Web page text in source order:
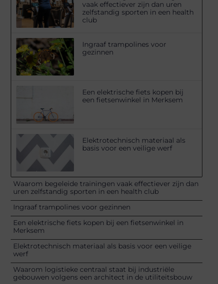
vaak effectiever zijn dan uren
zelfstandig sporten in een health
club
Ingraaf trampolines voor
gezinnen
Een elektrische fiets kopen bij
een fietsenwinkel in Merksem
Elektrotechnisch materiaal als
basis voor een veilige werf
Waarom begeleide trainingen vaak effectiever zijn dan
uren zelfstandig sporten in een health club
Ingraaf trampolines voor gezinnen
Een elektrische fiets kopen bij een fietsenwinkel in
Merksem
Elektrotechnisch materiaal als basis voor een veilige
werf
Waarom logistieke centraal staat bij industriële
gebouwen volgens een architect in de utiliteitsbouw